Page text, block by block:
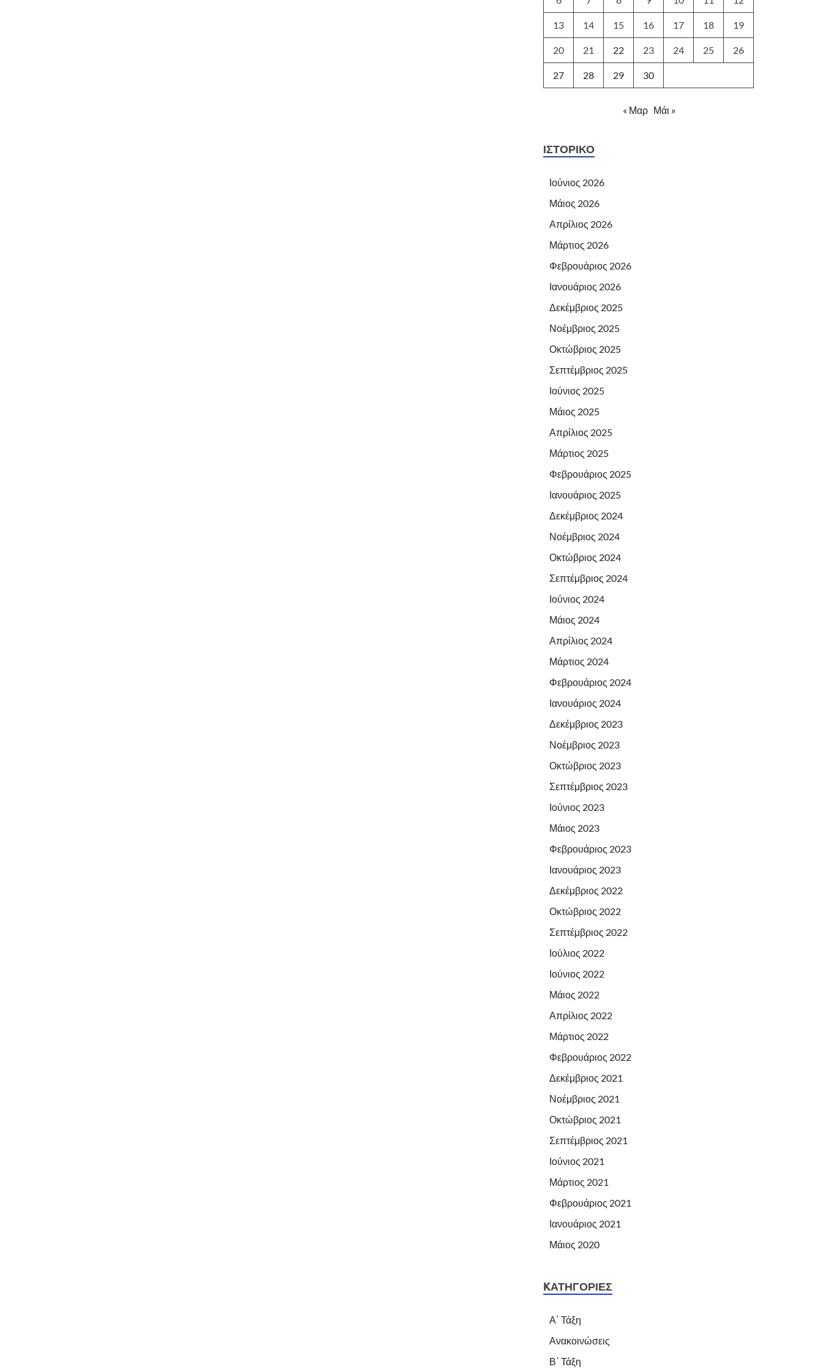
13 14 15 16 17 18 19
20 21 22 23 24 25 26
27 28 29 30
« Μαρ Μάι »
ΙΣΤΟΡΙΚΌ
Ιούνιος 2026
Μάιος 2026
Απρίλιος 2026
Μάρτιος 2026
Φεβρουάριος 2026
Ιανουάριος 2026
Δεκέμβριος 2025
Νοέμβριος 2025
Οκτώβριος 2025
Σεπτέμβριος 2025
Ιούνιος 2025
Μάιος 2025
Απρίλιος 2025
Μάρτιος 2025
Φεβρουάριος 2025
Ιανουάριος 2025
Δεκέμβριος 2024
Νοέμβριος 2024
Οκτώβριος 2024
Σεπτέμβριος 2024
Ιούνιος 2024
Μάιος 2024
Απρίλιος 2024
Μάρτιος 2024
Φεβρουάριος 2024
Ιανουάριος 2024
Δεκέμβριος 2023
Νοέμβριος 2023
Οκτώβριος 2023
Σεπτέμβριος 2023
Ιούνιος 2023
Μάιος 2023
Φεβρουάριος 2023
Ιανουάριος 2023
Δεκέμβριος 2022
Οκτώβριος 2022
Σεπτέμβριος 2022
Ιούλιος 2022
Ιούνιος 2022
Μάιος 2022
Απρίλιος 2022
Μάρτιος 2022
Φεβρουάριος 2022
Δεκέμβριος 2021
Νοέμβριος 2021
Οκτώβριος 2021
Σεπτέμβριος 2021
Ιούνιος 2021
Μάρτιος 2021
Φεβρουάριος 2021
Ιανουάριος 2021
Μάιος 2020
KΑΤΗΓΟΡΊΕΣ
Α΄ Τάξη
Ανακοινώσεις
Β΄ Τάξη